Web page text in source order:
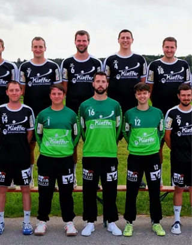
Georg-Fink-Halle, sondern auch von
Spielern und Trainern. Zurückkehren zur
wird Torwart Felix Bader. Der
großgewachsene Marc Zeger beendet
Karriere und steht für den ein oder anderen
Einsatz als „Standby“-Spieler zu Verfügung.
Klaus Nissle lenkte die Jungs na